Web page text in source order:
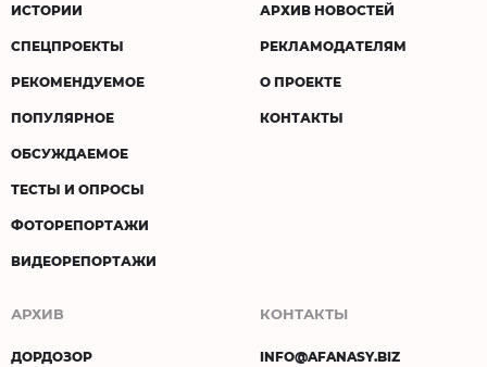
ИСТОРИИ
СПЕЦПРОЕКТЫ
РЕКОМЕНДУЕМОЕ
ПОПУЛЯРНОЕ
ОБСУЖДАЕМОЕ
ТЕСТЫ И ОПРОСЫ
ФОТОРЕПОРТАЖИ
ВИДЕОРЕПОРТАЖИ
АРХИВ НОВОСТЕЙ
РЕКЛАМОДАТЕЛЯМ
О ПРОЕКТЕ
КОНТАКТЫ
АРХИВ
ДОРДОЗОР
КОНТАКТЫ
INFO@AFANASY.BIZ